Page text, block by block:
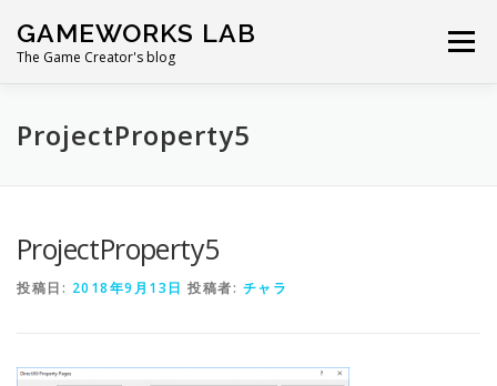
GAMEWORKS LAB
The Game Creator's blog
メニュー
ProjectProperty5
ProjectProperty5
投稿日: 2018年9月13日 投稿者: チャラ